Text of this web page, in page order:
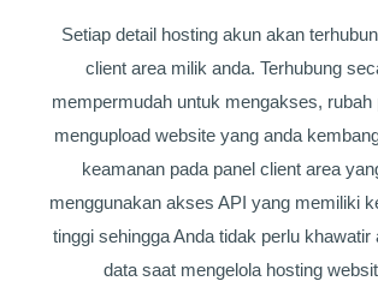
Setiap detail hosting akun akan
client area milik anda. Terhubung
mempermudah untuk mengakses, rubah
mengupload website yang anda
keamanan pada panel client area
menggunakan akses API yang memiliki
tinggi sehingga Anda tidak perlu khawatir
data saat mengelola hosting